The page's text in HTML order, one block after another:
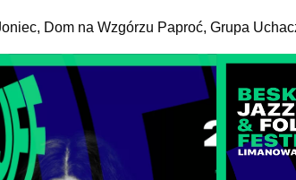
Dom na Wzgórzu Paproć, Grupa